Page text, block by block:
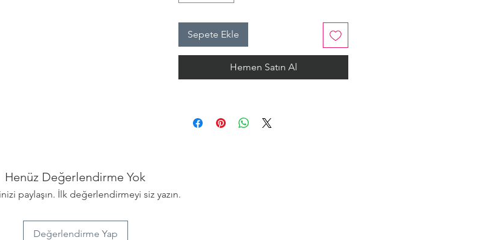
Dolma kalem defteri, dolma kalem
defter! Her kelime zarafetle buluşsun!
Sepete Ekle
Hemen Satın Al
Henüz Değerlendirme Yok
paylaşın. İlk değerlendirmeyi siz yazın.
Değerlendirme Yap